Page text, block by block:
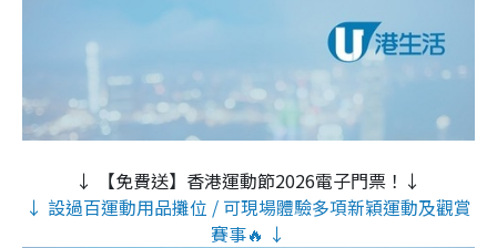
↓ 【免費送】香港運動節2026電子門票！↓
↓ 設過百運動用品攤位 / 可現場體驗多項新穎運動及觀賞
賽事🔥 ↓